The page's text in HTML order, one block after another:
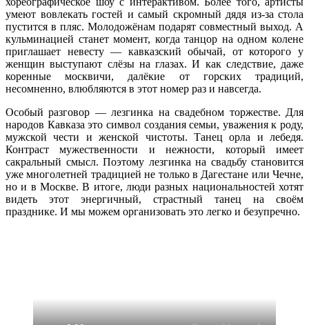
умеют вовлекать гостей и самый скромный дядя из-за стола
пустится в пляс. Молодожёнам подарят совместный выход. А
кульминацией станет момент, когда танцор на одном колене
приглашает невесту — кавказский обычай, от которого у
женщин выступают слёзы на глазах. И как следствие, даже
коренные москвичи, далёкие от горских традиций,
несомненно, влюбляются в этот номер раз и навсегда.
Особый разговор — лезгинка на свадебном торжестве. Для
народов Кавказа это символ создания семьи, уважения к роду,
мужской чести и женской чистоты. Танец орла и лебедя.
Контраст мужественности и нежности, который имеет
сакральный смысл. Поэтому лезгинка на свадьбу становится
уже многолетней традицией не только в Дагестане или Чечне,
но и в Москве. В итоге, люди разных национальностей хотят
видеть этот энергичный, страстный танец на своём
празднике. И мы можем организовать это легко и безупречно.